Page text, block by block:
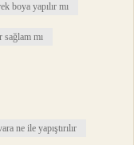
boya yapılır mı
sağlam mı
ne ile yapıştırılır